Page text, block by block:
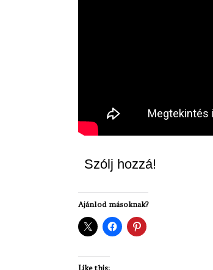
Szólj hozzá!
Ajánlod másoknak?
Like this: